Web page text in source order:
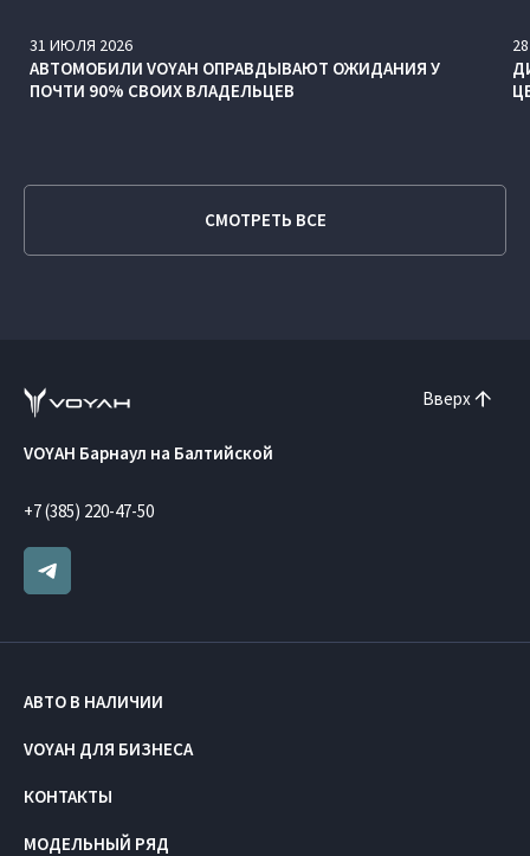
31 ИЮЛЯ 2026
АВТОМОБИЛИ VOYAH ОПРАВДЫВАЮТ ОЖИДАНИЯ У
ПОЧТИ 90% СВОИХ ВЛАДЕЛЬЦЕВ
28
СМОТРЕТЬ ВСЕ
Вверх
VOYAH Барнаул на Балтийской
+7 (385) 220-47-50
АВТО В НАЛИЧИИ
VOYAH ДЛЯ БИЗНЕСА
КОНТАКТЫ
МОДЕЛЬНЫЙ РЯД